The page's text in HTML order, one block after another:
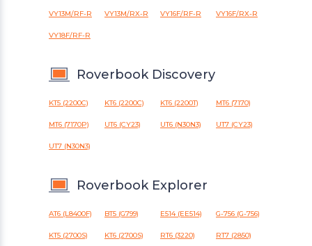
VY13M/RF-R VY13M/RX-R VY16F/RF-R VY16F/RX-R
VY18F/RF-R
Roverbook Discovery
KT5 (2200C) KT6 (2200C) KT6 (2200T) MT6 (7170)
MT6 (7170P) UT6 (CY23) UT6 (N30N3) UT7 (CY23)
UT7 (N30N3)
Roverbook Explorer
AT6 (L8400F) BT5 (G799) E514 (EE514) G-756 (G-756)
KT5 (2700S) KT6 (2700S) RT6 (3220) RT7 (2850)